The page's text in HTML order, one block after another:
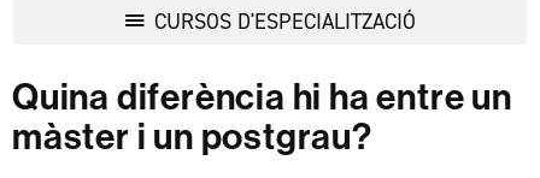
CURSOS D'ESPECIALITZACIÓDesplegar
Quina diferència hi ha entre un
màster i un postgrau?